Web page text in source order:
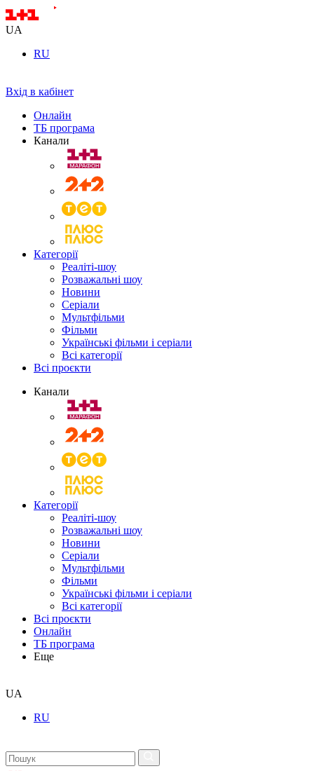
UA
RU
Вхід в кабінет
Онлайн
ТБ програма
Канали
Категорії
Реаліті-шоу
Розважальні шоу
Новини
Серіали
Мультфільми
Фільми
Українські фільми і серіали
Всі категорії
Всі проєкти
Канали
Категорії
Реаліті-шоу
Розважальні шоу
Новини
Серіали
Мультфільми
Фільми
Українські фільми і серіали
Всі категорії
Всі проєкти
Онлайн
ТБ програма
Еще
UA
RU